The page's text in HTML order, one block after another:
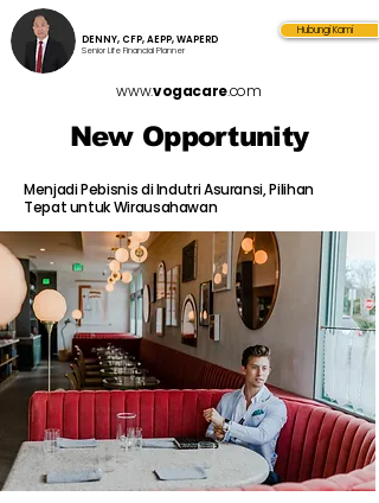
Senior Life Financial Planner
DENNY, CFP, AEPP, WAPERD
Hubungi Kami
www.vogacare.com
New Opportunity
Menjadi Pebisnis di Indutri Asuransi, Pilihan
Tepat untuk Wirausahawan